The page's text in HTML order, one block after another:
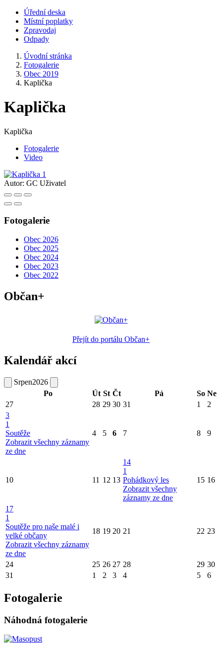
Úřední deska
Místní poplatky
Zpravodaj
Odpady
Úvodní stránka
Fotogalerie
Obec 2019
Kaplička
Kaplička
Kaplička
Fotogalerie
Video
Autor: GC Uživatel
Fotogalerie
Obec 2026
Obec 2025
Obec 2024
Obec 2023
Obec 2022
Občan+
Přejít do portálu Občan+
Kalendář akcí
Srpen2026
Po
Út St Čt Pá So Ne
27
28 29 30 31 1
2
3
1
Soutěže
Zobrazit všechny záznamy
ze dne
4 5 6 7 8 9
10 11 12 13
14
1
Pohádkový les
Zobrazit všechny
záznamy ze dne
15 16
17
1
Soutěže pro naše malé i
velké občany
Zobrazit všechny záznamy
ze dne
18 19 20 21 22 23
24 25 26 27 28 29 30
31
1 2 3 4 5 6
Fotogalerie
Náhodná fotogalerie